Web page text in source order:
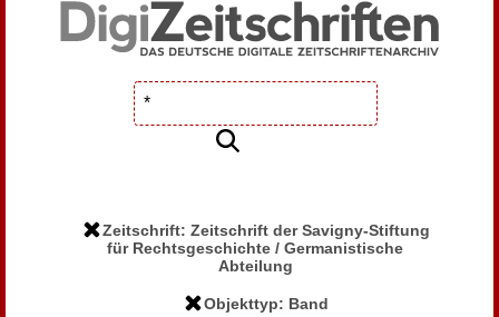
Zeitschrift: Zeitschrift der Savigny-Stiftung
für Rechtsgeschichte / Germanistische
Abteilung
Objekttyp: Band